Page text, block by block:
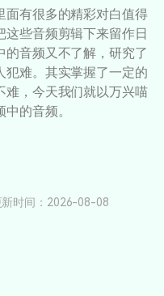
300624
立即购买
面有很多的精彩对白值得
这些音频剪辑下来留作日
的音频又不了解，研究了
犯难。其实掌握了一定的
难，今天我们就以万兴喵
的音频。
新时间：2026-08-08